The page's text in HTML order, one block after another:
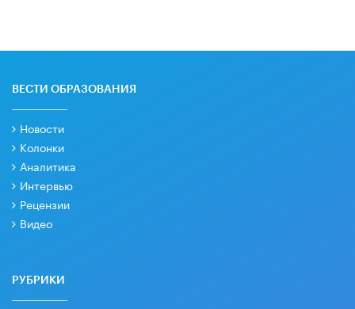
ВЕСТИ ОБРАЗОВАНИЯ
Новости
Колонки
Аналитика
Интервью
Рецензии
Видео
РУБРИКИ